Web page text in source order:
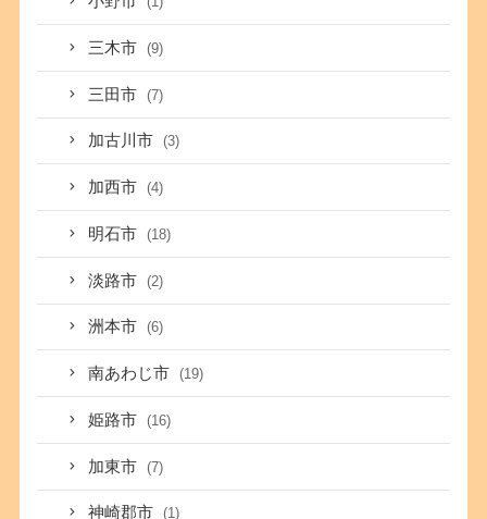
三木市 (9)
三田市 (7)
加古川市 (3)
加西市 (4)
明石市 (18)
淡路市 (2)
洲本市 (6)
南あわじ市 (19)
姫路市 (16)
加東市 (7)
神崎郡市 (1)